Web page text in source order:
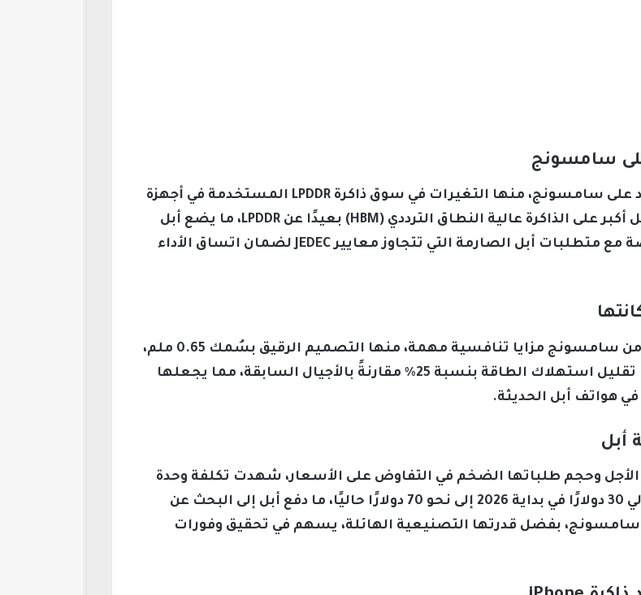
على سامسونج
هناك أسباب عدة وراء توجه أبل نحو زيادة الاعتماد على سامسونج، منها التغيرات في سوق ذاكرة LPDDR المستخدمة في أجهزة
iPhone، حيث تركّز SK Hynix وMicron جهودهما بشكل أكبر على الذاكرة عالية النطاق الترددي (HBM) بعيدًا عن LPDDR، ما يضع أبل
أمام خيار حتمي لزيادة الشراء من سامسونج، خاصة مع متطلبات أبل الصارمة التي تتجاوز معايير JEDEC لضمان اتساق الأداء
تقدم وحدات الذاكرة LPDDR5X بسعة 12 جيجابايت من سامسونج مزايا تنافسية مهمة، منها التصميم الرقيق بسُمك 0.65 ملم،
وتحسين المقاومة الحرارية بنسبة 21٪، إلى جانب تقليل استهلاك الطاقة بنسبة 25٪ مقارنةً بالأجيال السابقة، مما يجعلها
أبل
وحجم طلباتها الضخم في التفاوض على الأسعار، شهدت تكلفة وحدة
ذاكرة LPDDR5X بسعة 12 جيجابايت ارتفاعًا من حوالي 30 دولارًا في بداية 2026 إلى نحو 70 دولارًا حاليًا، ما دفع أبل إلى البحث عن
سامسونج، بفضل قدرتها التصنيعية الهائلة، يسهم في تحقيق وفورات